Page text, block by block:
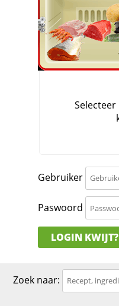
Gebruiker
Paswoord
LOGIN KWIJT?
Zoek naar: